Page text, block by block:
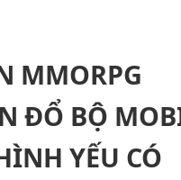
MMORPG
ĐỔ BỘ
YẾU CÓ